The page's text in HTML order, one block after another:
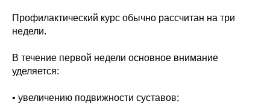
Профилактический курс обычно рассчитан на три
недели.
В течение первой недели основное внимание
уделяется:
• увеличению подвижности суставов;